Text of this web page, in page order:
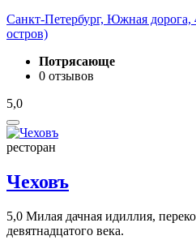
Санкт-Петербург, Южная дорога,
остров)
Потрясающе
0 отзывов
5,0
ресторан
Чеховъ
5,0 Милая дачная идиллия,
девятнадцатого века.